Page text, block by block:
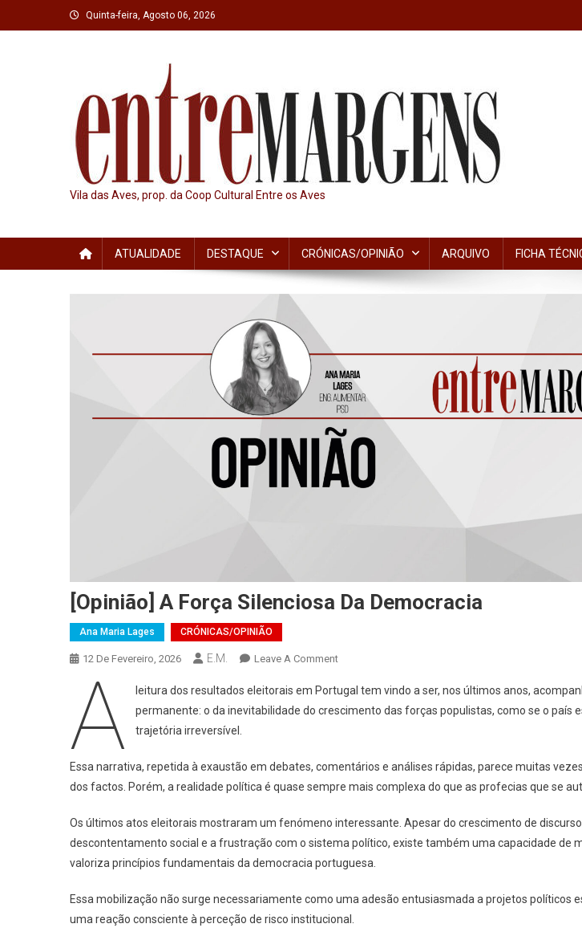
to
Quinta-feira, Agosto 06, 2026
Vila das Aves, prop. da Coop Cultural Entre os Aves
ATUALIDADE DESTAQUE CRÓNICAS/OPINIÃO ARQUIVO FICHA
[Opinião] A Força Silenciosa Da Democracia
Ana Maria Lages CRÓNICAS/OPINIÃO
12 De Fevereiro, 2026 E.M. Leave A CommentOn
A
Força
Democracia
A
leitura dos resultados eleitorais em Portugal tem vindo a ser, nos últimos anos,
permanente: o da inevitabilidade do crescimento das forças populistas, como se o país
trajetória irreversível.
Essa narrativa, repetida à exaustão em debates, comentários e análises rápidas, parece muitas
dos factos. Porém, a realidade política é quase sempre mais complexa do que as profecias que se
Os últimos atos eleitorais mostraram um fenómeno interessante. Apesar do crescimento de
descontentamento social e a frustração com o sistema político, existe também uma capacidade de
valoriza princípios fundamentais da democracia portuguesa.
Essa mobilização não surge necessariamente como uma adesão entusiasmada a projetos políticos
uma reação consciente à perceção de risco institucional.